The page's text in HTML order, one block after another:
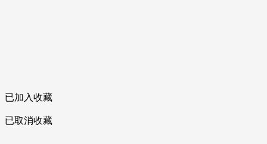
已加入收藏
已取消收藏